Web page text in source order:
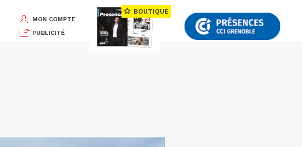
MON COMPTE
PUBLICITÉ
BOUTIQUE